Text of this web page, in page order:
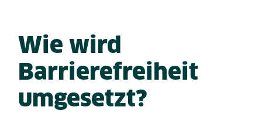
Wie wird
Barrierefreiheit
umgesetzt?